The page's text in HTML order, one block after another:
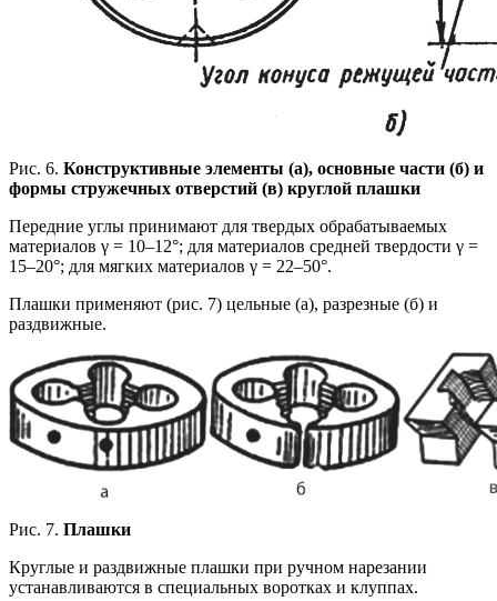
Рис. 6. Конструктивные элементы (а), основные части (б) и
формы стружечных отверстий (в) круглой плашки
Передние углы принимают для твердых обрабатываемых
материалов γ = 10–12°; для материалов средней твердости γ =
15–20°; для мягких материалов γ = 22–50°.
Плашки применяют (рис. 7) цельные (а), разрезные (б) и
раздвижные.
Рис. 7. Плашки
Круглые и раздвижные плашки при ручном нарезании
устанавливаются в специальных воротках и клуппах.